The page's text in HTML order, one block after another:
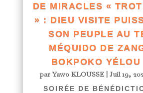
DE MIRACLES «
» : DIEU VISITE
SON PEUPLE AU
MÉQUIDO DE
BOKPOKO YÉLOU
parYawo KLOUSSE| Juil 19,
SOIRÉE DE